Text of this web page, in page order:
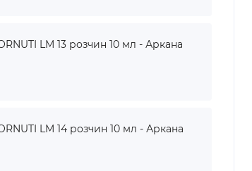
LM 13 розчин 10 мл - Аркана
LM 14 розчин 10 мл - Аркана